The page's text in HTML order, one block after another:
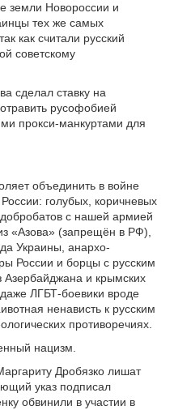
земли Новороссии и
тех же самых
как считали русский
советскому
сделал ставку на
русофобией
прокси-манкуртами для
объединить в войне
голубых, коричневых
с нашей армией
«Азова» (запрещён в РФ),
Украины, анархо-
России и борцы с русским
и крымских
ЛГБТ-боевики вроде
ненависть к русским
противоречиях.
нацизм.
Дробязко лишат
указ подписал
обвинили в участии в